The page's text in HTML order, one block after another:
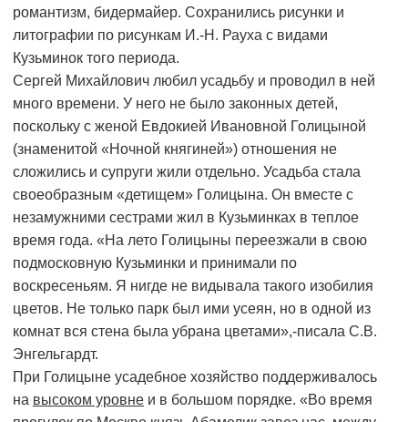
романтизм, бидермайер. Сохранились рисунки и
литографии по рисункам И.-Н. Рауха с видами
Кузьминок того периода.
Сергей Михайлович любил усадьбу и проводил в ней
много времени. У него не было законных детей,
поскольку с женой Евдокией Ивановной Голицыной
(знаменитой «Ночной княгиней») отношения не
сложились и супруги жили отдельно. Усадьба стала
своеобразным «детищем» Голицына. Он вместе с
незамужними сестрами жил в Кузьминках в теплое
время года. «На лето Голицыны переезжали в свою
подмосковную Кузьминки и принимали по
воскресеньям. Я нигде не видывала такого изобилия
цветов. Не только парк был ими усеян, но в одной из
комнат вся стена была убрана цветами»,-писала С.В.
Энгельгардт.
При Голицыне усадебное хозяйство поддерживалось
на высоком уровне и в большом порядке. «Во время